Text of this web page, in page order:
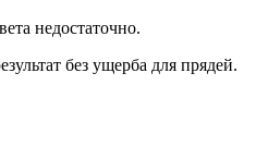
недостаточно.
без ущерба для прядей.